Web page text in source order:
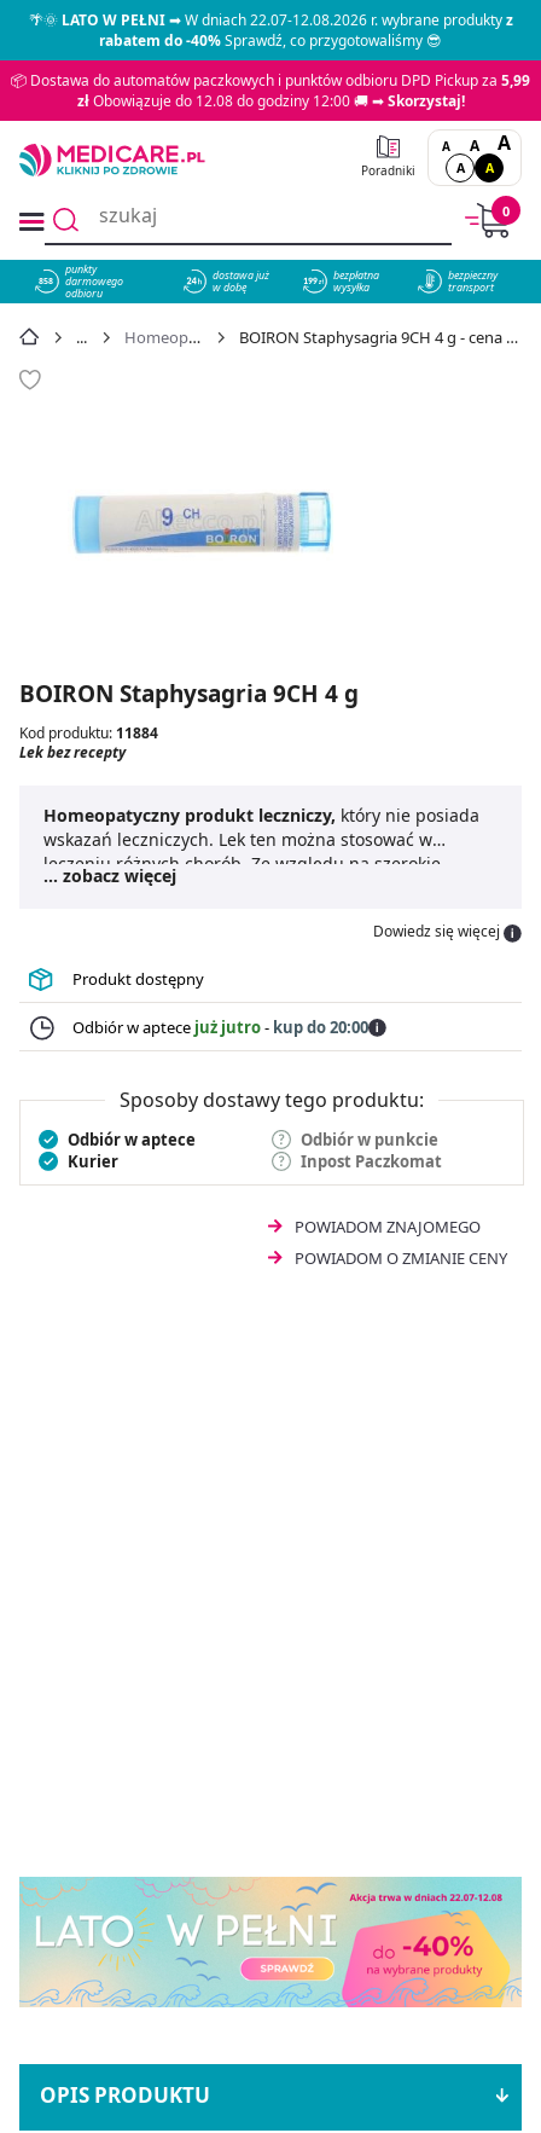
🌴🌞LATO W PEŁNI➡ W dniach 22.07-12.08.2026 r. wybrane produktyz
rabatem do -40%Sprawdź, co przygotowaliśmy 😎
📦 Dostawa do automatów paczkowych i punktów odbioru DPD Pickup za 5,99
złObowiązuje do 12.08 do godziny 12:00 🚚 ➡Skorzystaj!
Poradniki
A A A
A A
0
858
punkty
darmowego
odbioru
dostawa już
w dobę
bezpłatna
wysyłka
bezpieczny
transport
Homeopatia BOIRON Staphysagria 9CH 4 g - cena 14,99 zł
BOIRON Staphysagria 9CH 4 g
Kod produktu: 11884
Lek bez recepty
Homeopatyczny produkt leczniczy, który nie posiada
wskazań leczniczych. Lek ten można stosować w
leczeniu różnych chorób. Ze względu na szerokie
zastosowanie do leku nie dodaje się ulotki, ani
... zobacz więcej
Dowiedz się więcej
Produkt dostępny
Odbiór w aptece już jutro- kup do 20:00
Sposoby dostawy tego produktu:
Odbiór w aptece
Odbiór w punkcie
Kurier
Inpost Paczkomat
POWIADOM ZNAJOMEGO
POWIADOM O ZMIANIE CENY
OPIS PRODUKTU